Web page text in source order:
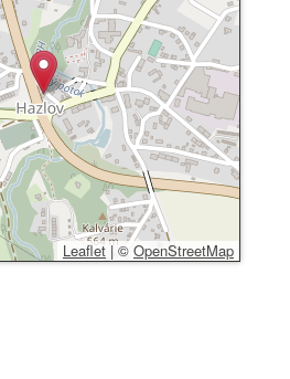
Leaflet |© OpenStreetMap